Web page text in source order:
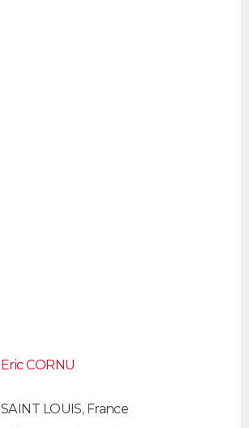
Eric CORNU
SAINT LOUIS, France